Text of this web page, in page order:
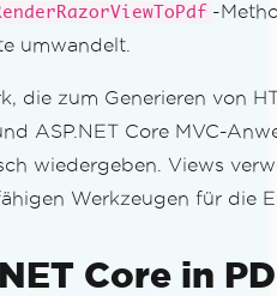
-
umwandelt.
die zum Generieren von
ASP.NET Core MVC-
wiedergeben. Views
Werkzeugen für die
Core in